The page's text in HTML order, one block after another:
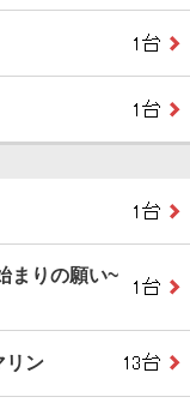
まりの願い~
リン